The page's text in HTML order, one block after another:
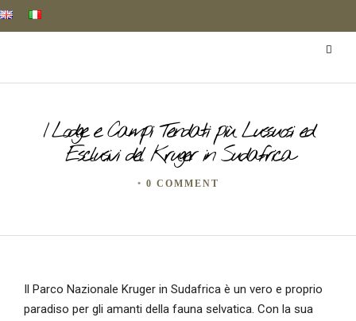
I Lodge e Campi Tendati più Lussuosi ed
Esclusivi del Kruger in Sudafrica
• 0 COMMENT
Il Parco Nazionale Kruger in Sudafrica è un vero e proprio
paradiso per gli amanti della fauna selvatica. Con la sua